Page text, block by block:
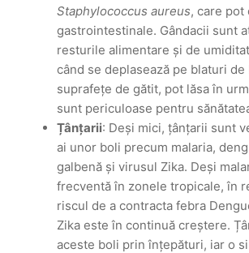
Staphylococcus aureus, care pot
gastrointestinale. Gândacii sunt
resturile alimentare și de
când se deplasează pe blaturi de
suprafețe de gătit, pot lăsa în
sunt periculoase pentru
Țânțarii: Deși mici, țânțarii sunt
ai unor boli precum malaria,
galbenă și virusul Zika. Deși
frecventă în zonele tropicale, în
riscul de a contracta febra
Zika este în continuă creștere.
aceste boli prin înțepături, iar o